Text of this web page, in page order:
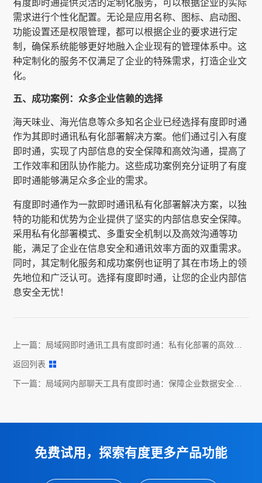
有度即时通提供灵活的定制化服务，可以根据企业的实际
需求进行个性化配置。无论是应用名称、图标、启动图、
功能设置还是权限管理，都可以根据企业的要求进行定
制，确保系统能够更好地融入企业现有的管理体系中。这
种定制化的服务不仅满足了企业的特殊需求，打造企业文
化。
五、成功案例：众多企业信赖的选择
海天味业、海光信息等众多知名企业已经选择有度即时通
作为其即时通讯私有化部署解决方案。他们通过引入有度
即时通，实现了内部信息的安全保障和高效沟通，提高了
工作效率和团队协作能力。这些成功案例充分证明了有度
即时通能够满足众多企业的需求。
有度即时通作为一款即时通讯私有化部署解决方案，以独
特的功能和优势为企业提供了坚实的内部信息安全保障。
采用私有化部署模式、多重安全机制以及高效沟通等功
能，满足了企业在信息安全和通讯效率方面的双重需求。
同时，其定制化服务和成功案例也证明了其在市场上的领
先地位和广泛认可。选择有度即时通，让您的企业内部信
息安全无忧！
上一篇： 局域网即时通讯工具有度即时通：私有化部署的高效通
返回列表
下一篇： 局域网内部聊天工具有度即时通：保障企业数据安全的
免费试用，探索有度更多产品功能